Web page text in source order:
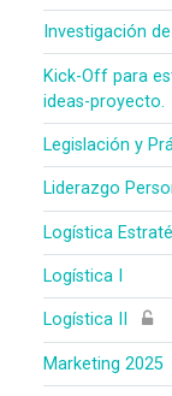
Investigación
Kick-Off para
ideas-proyecto.
Legislación y
Liderazgo
Logística
Logística I
Logística II
Marketing 2025